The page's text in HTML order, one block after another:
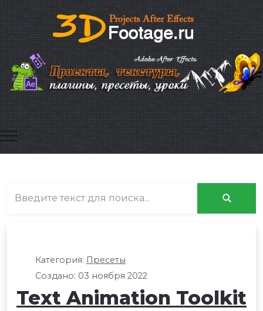
Mobile Menu Toggle
Категория: Пресеты
Создано: 03 ноября 2022
Text Animation Toolkit